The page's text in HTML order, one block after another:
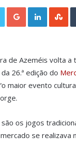
Twitter Google+ LinkedIn StumbleUpon
de Azeméis volta
26.ª edição do
maior evento
os jogos
se realizava